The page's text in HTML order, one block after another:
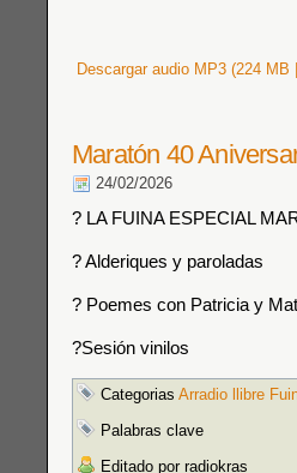
Descargar audio MP3 (224 MB
Maratón 40
24/02/2026
? LA FUINA ESPECIAL
? Alderiques y paroladas
? Poemes con Patricia y
?Sesión vinilos
Categorias Arradio llibre
Palabras clave
Editado por radiokras